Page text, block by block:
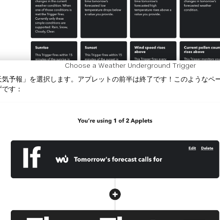
Choose a Weather Underground Trigger
気予報」を選択します。アプレットの前半は終了です！このようなペ
す：